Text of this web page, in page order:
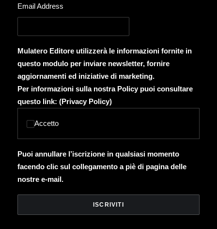
Email Address
Mulatero Editore utilizzerà le informazioni fornite in
questo modulo per inviare newsletter, fornire
aggiornamenti ed iniziative di marketing.
Per informazioni sulla nostra Policy puoi consultare
questo link: (Privacy Policy)
Accetto
Puoi annullare l’iscrizione in qualsiasi momento
facendo clic sul collegamento a piè di pagina delle
nostre e-mail.